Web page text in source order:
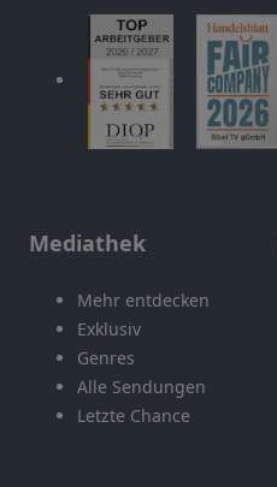
Mediathek
Mehr entdecken
Exklusiv
Genres
Alle Sendungen
Letzte Chance